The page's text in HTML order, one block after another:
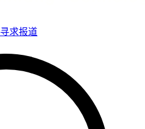
寻求报道